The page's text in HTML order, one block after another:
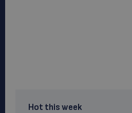
Hot this week